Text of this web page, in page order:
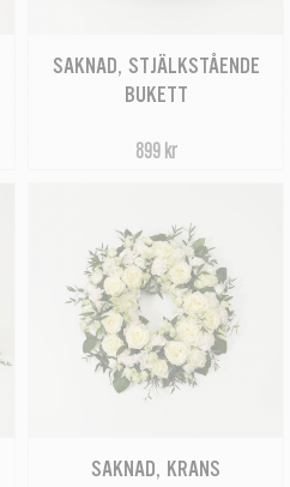
SAKNAD, STJÄLKSTÅENDE
BUKETT
899 kr
SAKNAD, KRANS